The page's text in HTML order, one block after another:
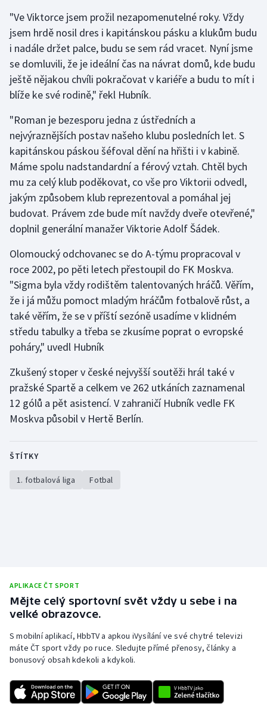
Gymnastika
Házená
Jezdectví
Judo
Krasobruslení
Lezení
Lyže a snowboard
Moderní pětiboj
Olympijské hry
Parasport
Plavání
Plážový volejbal
Ragby
Rychlobruslení
Veslování
Vodní slalom
Volejbal
"Ve Viktorce jsem prožil nezapomenutelné roky. Vždy
jsem hrdě nosil dres i kapitánskou pásku a klukům budu
i nadále držet palce, budu se sem rád vracet. Nyní jsme
se domluvili, že je ideální čas na návrat domů, kde budu
ještě nějakou chvíli pokračovat v kariéře a budu to mít i
blíže ke své rodině," řekl Hubník.
"Roman je bezesporu jedna z ústředních a
nejvýraznějších postav našeho klubu posledních let. S
kapitánskou páskou šéfoval dění na hřišti i v kabině.
Máme spolu nadstandardní a férový vztah. Chtěl bych
mu za celý klub poděkovat, co vše pro Viktorii odvedl,
jakým způsobem klub reprezentoval a pomáhal jej
budovat. Právem zde bude mít navždy dveře otevřené,"
doplnil generální manažer Viktorie Adolf Šádek.
Olomoucký odchovanec se do A-týmu propracoval v
roce 2002, po pěti letech přestoupil do FK Moskva.
"Sigma byla vždy rodištěm talentovaných hráčů. Věřím,
že i já můžu pomoct mladým hráčům fotbalově růst, a
také věřím, že se v příští sezóně usadíme v klidném
středu tabulky a třeba se zkusíme poprat o evropské
poháry," uvedl Hubník
Zkušený stoper v české nejvyšší soutěži hrál také v
pražské Spartě a celkem ve 262 utkáních zaznamenal
12 gólů a pět asistencí. V zahraničí Hubník vedle FK
Moskva působil v Hertě Berlín.
ŠTÍTKY
1. fotbalová liga Fotbal
APLIKACE ČT SPORT
Mějte celý sportovní svět vždy u sebe i na
velké obrazovce.
S mobilní aplikací, HbbTV a apkou iVysílání ve své chytré televizi
máte ČT sport vždy po ruce. Sledujte přímé přenosy, články a
bonusový obsah kdekoli a kdykoli.